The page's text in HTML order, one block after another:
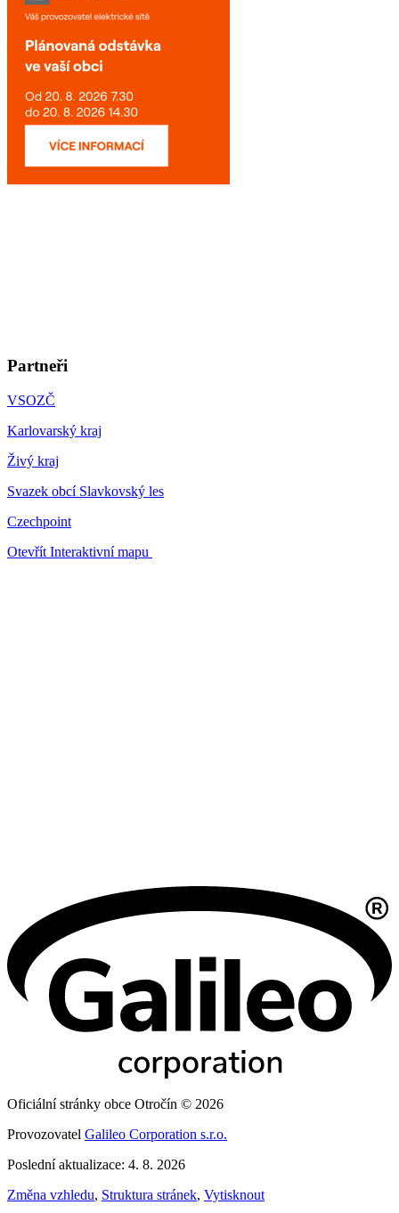
Partneři
VSOZČ
Karlovarský kraj
Živý kraj
Svazek obcí Slavkovský les
Czechpoint
Otevřít Interaktivní mapu
Oficiální stránky obce Otročín © 2026
Provozovatel Galileo Corporation s.r.o.
Poslední aktualizace: 4. 8. 2026
Změna vzhledu, Struktura stránek, Vytisknout